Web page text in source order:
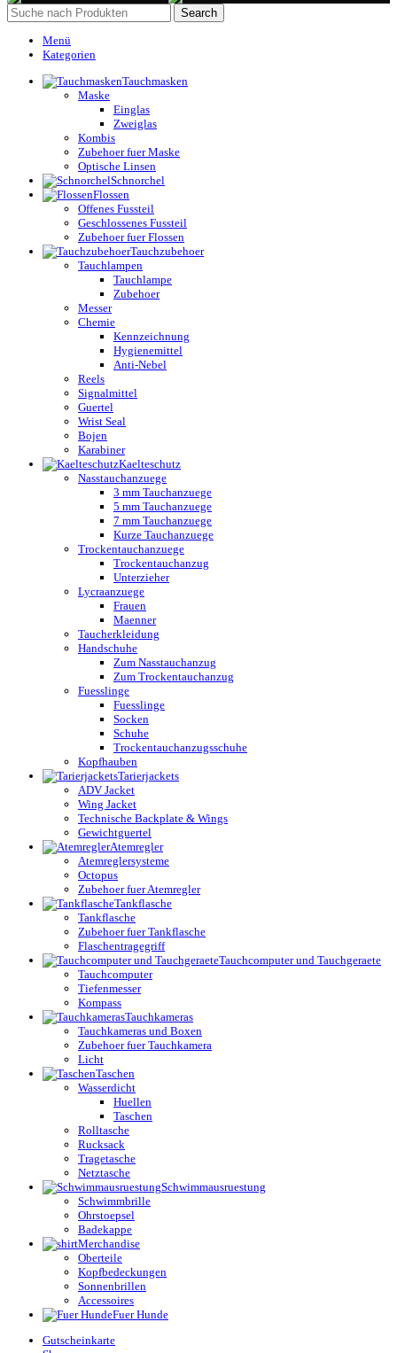
Search
Menü
Kategorien
Tauchmasken
Maske
Einglas
Zweiglas
Kombis
Zubehoer fuer Maske
Optische Linsen
Schnorchel
Flossen
Offenes Fussteil
Geschlossenes Fussteil
Zubehoer fuer Flossen
Tauchzubehoer
Tauchlampen
Tauchlampe
Zubehoer
Messer
Chemie
Kennzeichnung
Hygienemittel
Anti-Nebel
Reels
Signalmittel
Guertel
Wrist Seal
Bojen
Karabiner
Kaelteschutz
Nasstauchanzuege
3 mm Tauchanzuege
5 mm Tauchanzuege
7 mm Tauchanzuege
Kurze Tauchanzuege
Trockentauchanzuege
Trockentauchanzug
Unterzieher
Lycraanzuege
Frauen
Maenner
Taucherkleidung
Handschuhe
Zum Nasstauchanzug
Zum Trockentauchanzug
Fuesslinge
Fuesslinge
Socken
Schuhe
Trockentauchanzugsschuhe
Kopfhauben
Tarierjackets
ADV Jacket
Wing Jacket
Technische Backplate & Wings
Gewichtguertel
Atemregler
Atemreglersysteme
Octopus
Zubehoer fuer Atemregler
Tankflasche
Tankflasche
Zubehoer fuer Tankflasche
Flaschentragegriff
Tauchcomputer und Tauchgeraete
Tauchcomputer
Tiefenmesser
Kompass
Tauchkameras
Tauchkameras und Boxen
Zubehoer fuer Tauchkamera
Licht
Taschen
Wasserdicht
Huellen
Taschen
Rolltasche
Rucksack
Tragetasche
Netztasche
Schwimmausruestung
Schwimmbrille
Ohrstoepsel
Badekappe
Merchandise
Oberteile
Kopfbedeckungen
Sonnenbrillen
Accessoires
Fuer Hunde
Gutscheinkarte